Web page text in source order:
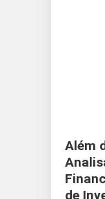
Além
de